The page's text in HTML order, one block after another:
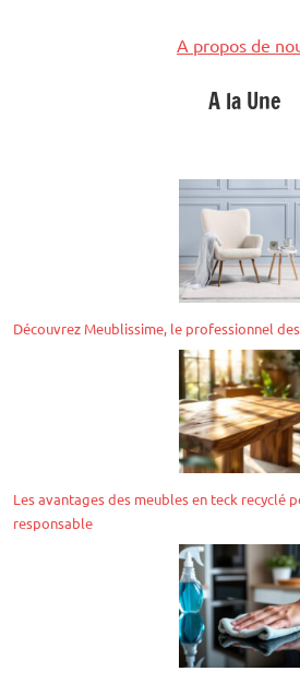
A propos de
A la Une
Découvrez Meublissime, le professionnel
Les avantages des meubles en teck recyclé
responsable